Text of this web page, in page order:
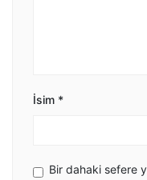
İsim *
Bir dahaki sefere